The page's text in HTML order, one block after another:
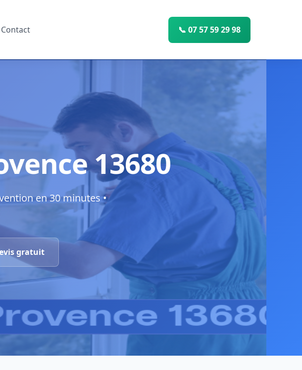
Contact 📞 07 57 59 29 98
13680
en 30 minutes •
gratuit